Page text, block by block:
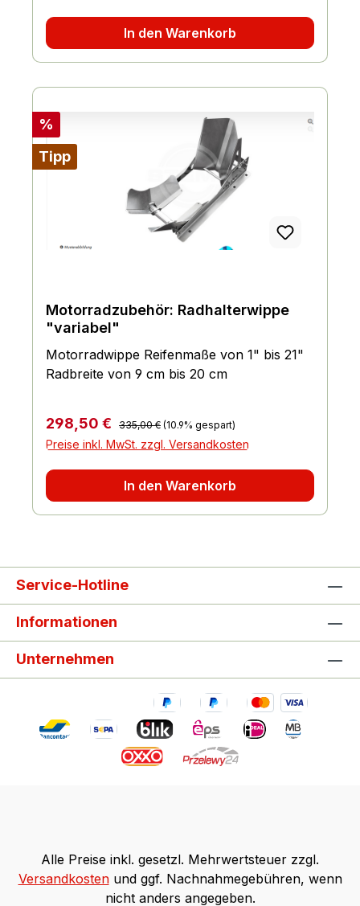
In den Warenkorb
Rabatt
%
Tipp
Motorradzubehör: Radhalterwippe
"variabel"
Motorradwippe Reifenmaße von 1" bis 21"
Radbreite von 9 cm bis 20 cm
Verkaufspreis:
298,50 € Regulärer Preis:
335,00 € (10.9% gespart)
Preise inkl. MwSt. zzgl. Versandkosten
In den Warenkorb
Service-Hotline
Informationen
Unternehmen
Alle Preise inkl. gesetzl. Mehrwertsteuer zzgl.
Versandkostenund ggf. Nachnahmegebühren, wenn
nicht anders angegeben.